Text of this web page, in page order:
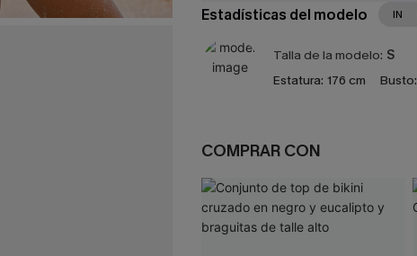
Estadísticas del modelo IN
Talla de la modelo: S
Estatura: 176 cm Busto:
COMPRAR CON